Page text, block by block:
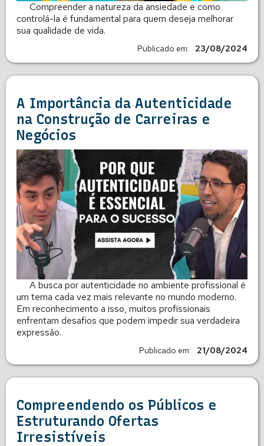
Compreender a natureza da ansiedade e como
controlá-la é fundamental para quem deseja melhorar
sua qualidade de vida.
Publicado em: 23/08/2024
A Importância da Autenticidade
na Construção de Carreiras e
Negócios
A busca por autenticidade no ambiente profissional é
um tema cada vez mais relevante no mundo moderno.
Em reconhecimento a isso, muitos profissionais
enfrentam desafios que podem impedir sua verdadeira
expressão.
Publicado em: 21/08/2024
Compreendendo os Públicos e
Estruturando Ofertas
Irresistíveis